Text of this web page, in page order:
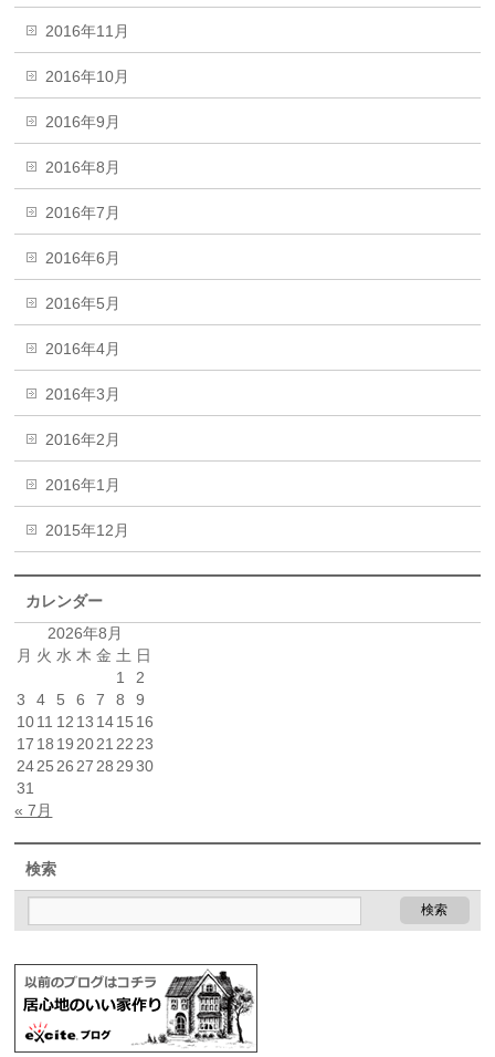
2016年11月
2016年10月
2016年9月
2016年8月
2016年7月
2016年6月
2016年5月
2016年4月
2016年3月
2016年2月
2016年1月
2015年12月
カレンダー
2026年8月
月 火 水 木 金 土 日
1
2
3
4 5 6 7 8
9
1011 12 13 1415 16
17 18 19 2021 22 23
2425 26 27 28 29 30
31
« 7月
検索